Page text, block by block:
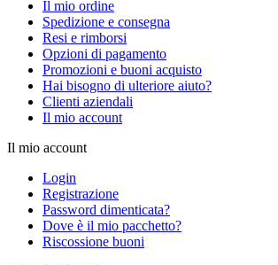
Il mio ordine
Spedizione e consegna
Resi e rimborsi
Opzioni di pagamento
Promozioni e buoni acquisto
Hai bisogno di ulteriore aiuto?
Clienti aziendali
Il mio account
Il mio account
Login
Registrazione
Password dimenticata?
Dove è il mio pacchetto?
Riscossione buoni